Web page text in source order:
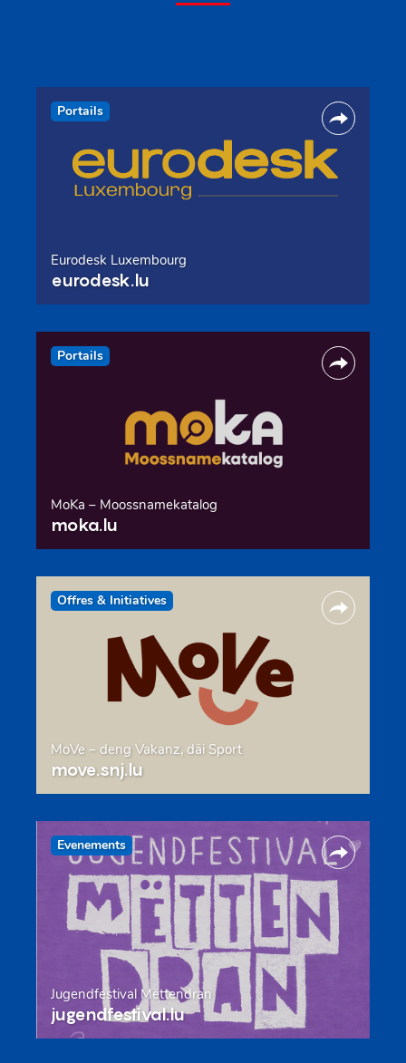
Portails
Eurodesk Luxembourg
eurodesk.lu
Portails
MoKa – Moossnamekatalog
moka.lu
Offres & Initiatives
MoVe – deng Vakanz, däi Sport
move.snj.lu
Evenements
Jugendfestival Mëttendran
jugendfestival.lu